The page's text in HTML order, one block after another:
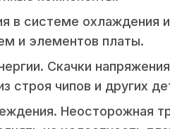
в системе охлаждения
и элементов платы.
Скачки
строя чипов и других
Неосторожная